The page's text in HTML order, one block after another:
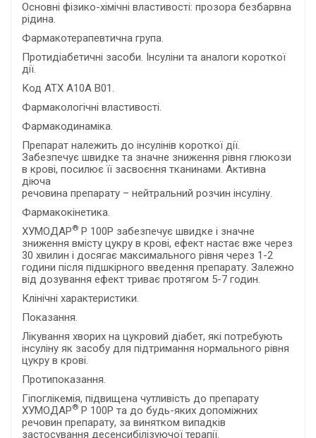
Основні фізико-хімічні властивості: прозора безбарвна
рідина.
Фармакотерапевтична група.
Протидіабетичні засоби. Інсуліни та аналоги короткої
дії.
Код АТХ А10А В01.
Фармакологічні властивості.
Фармакодинаміка.
Препарат належить до інсулінів короткої дії.
Забезпечує швидке та значне зниження рівня глюкози
в крові, посилює її засвоєння тканинами. Активна
діюча
речовина препарату – нейтральний розчин інсуліну.
Фармакокінетика.
ХУМОДАР® Р 100Р забезпечує швидке і значне
зниження вмісту цукру в крові, ефект настає вже через
30 хвилин і досягає максимального рівня через 1-2
години після підшкірного введення препарату. Залежно
від дозування ефект триває протягом 5-7 годин.
Клінічні характеристики.
Показання.
Лікування хворих на цукровий діабет, які потребують
інсуліну як засобу для підтримання нормального рівня
цукру в крові.
Протипоказання.
Гіпоглікемія, підвищена чутливість до препарату
ХУМОДАР® Р 100Р та до будь-яких допоміжних
речовин препарату, за винятком випадків
застосування десенсибілізуючої терапії.